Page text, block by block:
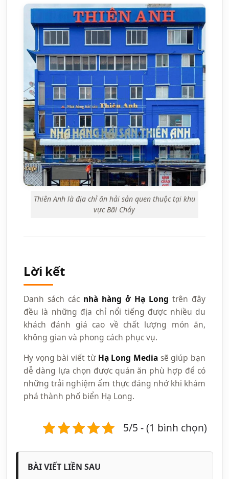
Thiên Anh là địa chỉ ăn hải sản quen thuộc tại khu
vực Bãi Cháy
Lời kết
Danh sách các nhà hàng ở Hạ Long trên đây
đều là những địa chỉ nổi tiếng được nhiều du
khách đánh giá cao về chất lượng món ăn,
không gian và phong cách phục vụ.
Hy vọng bài viết từ Hạ Long Mediasẽ giúp bạn
dễ dàng lựa chọn được quán ăn phù hợp để có
những trải nghiệm ẩm thực đáng nhớ khi khám
phá thành phố biển Hạ Long.
5/5 - (1 bình chọn)
BÀI VIẾT LIỀN SAU